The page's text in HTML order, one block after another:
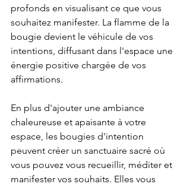
profonds en visualisant ce que vous
souhaitez manifester. La flamme de la
bougie devient le véhicule de vos
intentions, diffusant dans l'espace une
énergie positive chargée de vos
affirmations.
En plus d'ajouter une ambiance
chaleureuse et apaisante à votre
espace, les bougies d'intention
peuvent créer un sanctuaire sacré où
vous pouvez vous recueillir, méditer et
manifester vos souhaits. Elles vous